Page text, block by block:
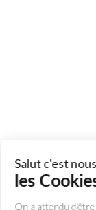
Salut c'est
les
On a attendu